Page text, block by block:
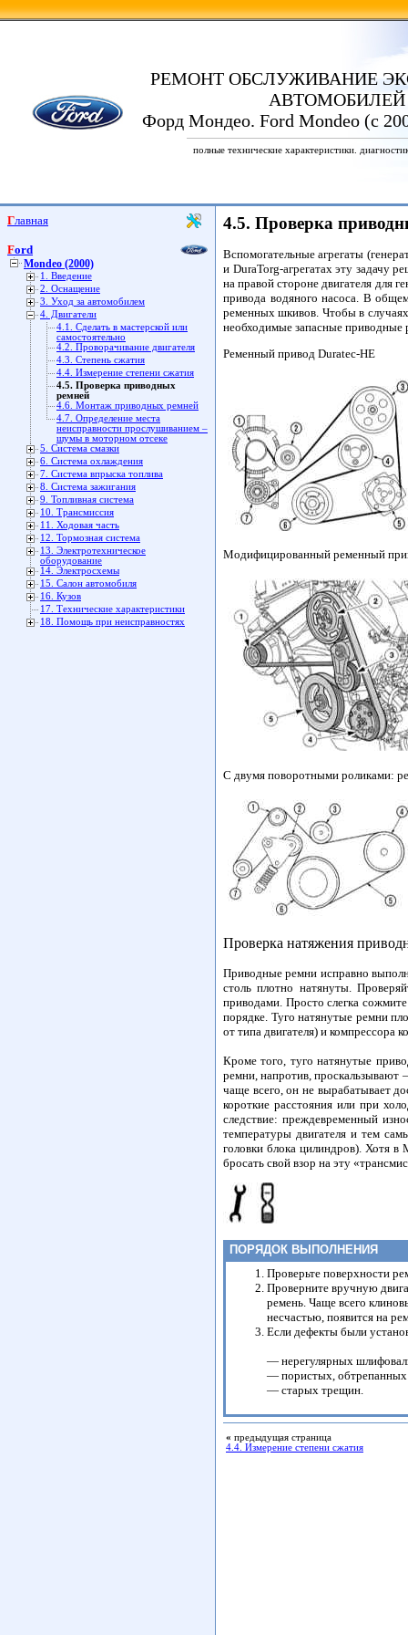
РЕМОНТ ОБСЛУЖИВАНИЕ
АВТОМОБИЛЕЙ
Форд Мондео. Ford Mondeo (с
полные технические характеристики.
Главная
Ford
Mondeo (2000)
1. Введение
2. Оснащение
3. Уход за автомобилем
4. Двигатели
4.1. Сделать в мастерской или
самостоятельно
4.2. Проворачивание двигателя
4.3. Степень сжатия
4.4. Измерение степени сжатия
4.5. Проверка приводных
ремней
4.6. Монтаж приводных ремней
4.7. Определение места
неисправности прослушиванием –
шумы в моторном отсеке
5. Система смазки
6. Система охлаждения
7. Система впрыска топлива
8. Система зажигания
9. Топливная система
10. Трансмиссия
11. Ходовая часть
12. Тормозная система
13. Электротехническое
оборудование
14. Электросхемы
15. Салон автомобиля
16. Кузов
17. Технические характеристики
18. Помощь при неисправностях
4.5. Проверка
Вспомогательные агрегаты
и DuraTorg-агрегатах эту задачу
на правой стороне двигателя для
привода водяного насоса. В
ременных шкивов. Чтобы в
необходимые запасные приводные
Ременный привод Duratec-HE
Модифицированный ременный
С двумя поворотными роликами:
Проверка натяжения
Приводные ремни исправно
столь плотно натянуты.
приводами. Просто слегка
порядке. Туго натянутые ремни
от типа двигателя) и компрессора
Кроме того, туго натянутые
ремни, напротив,
чаще всего, он не вырабатывает
короткие расстояния или при
следствие: преждевременный
температуры двигателя и тем
головки блока цилиндров). Хотя в
бросать свой взор на эту
ПОРЯДОК ВЫПОЛНЕНИЯ
Проверьте поверхности
Проверните вручную
ремень. Чаще всего
несчастью, появится на
Если дефекты были
— нерегулярных
— пористых, обтрепанных
— старых трещин.
« предыдущая страница
4.4. Измерение степени сжатия